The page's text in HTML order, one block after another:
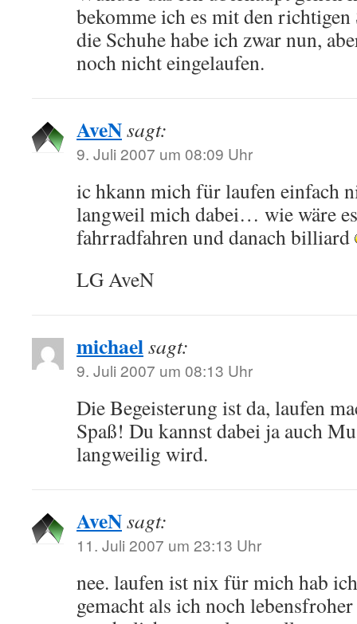
bekomme ich es mit den
die Schuhe habe ich zwar nun,
noch nicht eingelaufen.
AveNsagt:
9. Juli 2007 um 08:09 Uhr
ic hkann mich für laufen einfach
langweil mich dabei… wie wäre
fahrradfahren und danach billiard
LG AveN
michaelsagt:
9. Juli 2007 um 08:13 Uhr
Die Begeisterung ist da, laufen
Spaß! Du kannst dabei ja auch
langweilig wird.
AveNsagt:
11. Juli 2007 um 23:13 Uhr
nee. laufen ist nix für mich hab
gemacht als ich noch